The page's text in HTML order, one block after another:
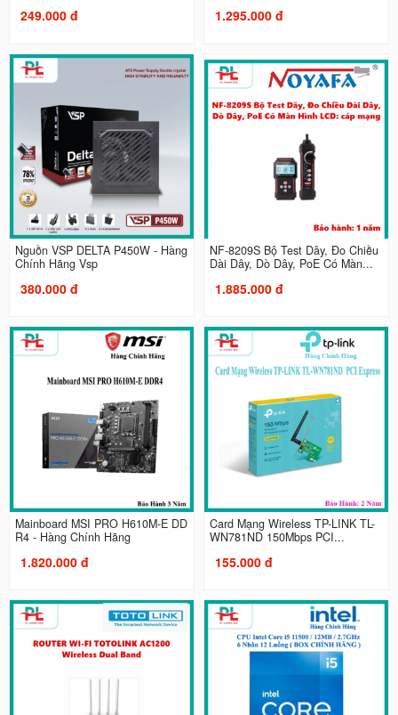
249.000 đ 1.295.000 đ
Nguồn VSP DELTA P450W - Hàng
Chính Hãng Vsp
380.000 đ
NF-8209S Bộ Test Dây, Đo Chiều
Dài Dây, Dò Dây, PoE Có Màn...
1.885.000 đ
Mainboard MSI PRO H610M-E DD
R4 - Hàng Chính Hãng
1.820.000 đ
Card Mạng Wireless TP-LINK TL-
WN781ND 150Mbps PCI...
155.000 đ